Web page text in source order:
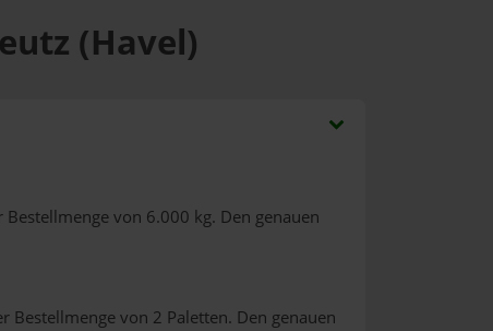
(Havel)
Bestellmenge von 6.000 kg. Den genauen
Bestellmenge von 2 Paletten. Den genauen